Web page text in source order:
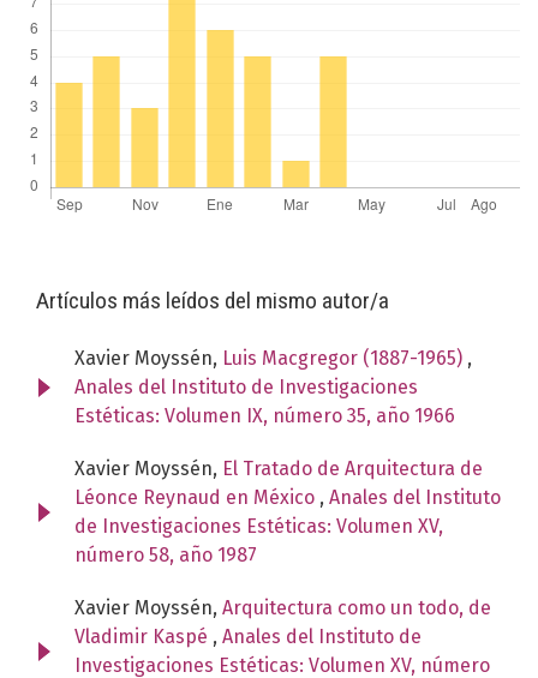
Artículos más leídos del mismo autor/a
Xavier Moyssén, Luis Macgregor (1887-1965) ,
Anales del Instituto de Investigaciones
Estéticas: Volumen IX, número 35, año 1966
Xavier Moyssén, El Tratado de Arquitectura de
Léonce Reynaud en México , Anales del Instituto
de Investigaciones Estéticas: Volumen XV,
número 58, año 1987
Xavier Moyssén, Arquitectura como un todo, de
Vladimir Kaspé , Anales del Instituto de
Investigaciones Estéticas: Volumen XV, número